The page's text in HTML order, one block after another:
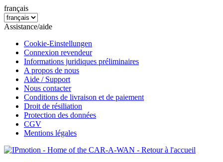
français
Assistance/aide
Cookie-Einstellungen
Connexion revendeur
Informations juridiques préliminaires
A propos de nous
Aide / Support
Nous contacter
Conditions de livraison et de paiement
Droit de résiliation
Protection des données
CGV
Mentions légales